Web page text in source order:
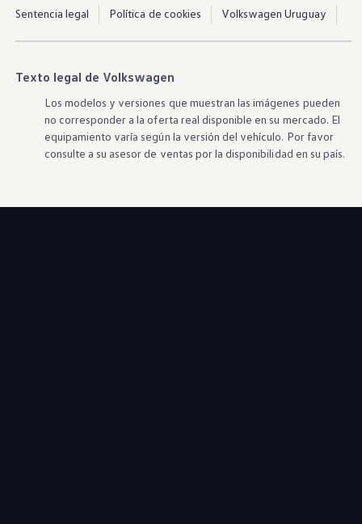
Sentencia legal Política de cookies Volkswagen Uruguay
Texto legal de Volkswagen
Los modelos y versiones que muestran las imágenes pueden
no corresponder a la oferta real disponible en su mercado. El
equipamiento varía según la versión del vehículo. Por favor
consulte a su asesor de ventas por la disponibilidad en su país.